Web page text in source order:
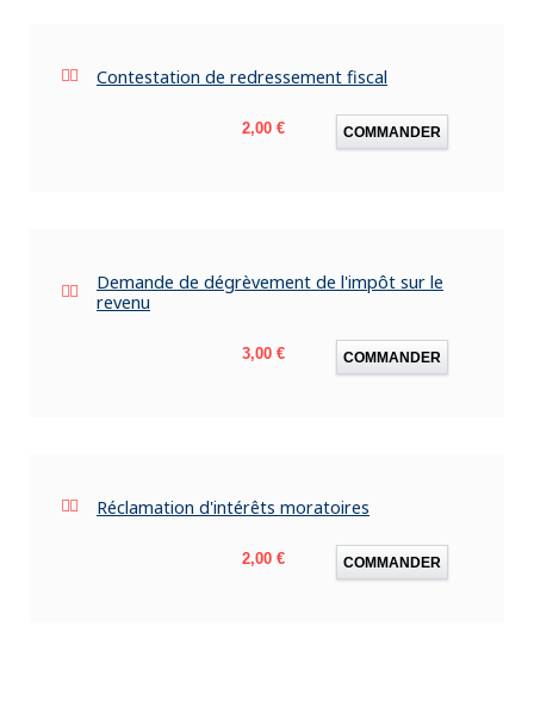
Contestation de redressement fiscal
Prix
2,00 € COMMANDER
Demande de dégrèvement de l'impôt sur le
revenu
Prix
3,00 € COMMANDER
Réclamation d'intérêts moratoires
Prix
2,00 € COMMANDER